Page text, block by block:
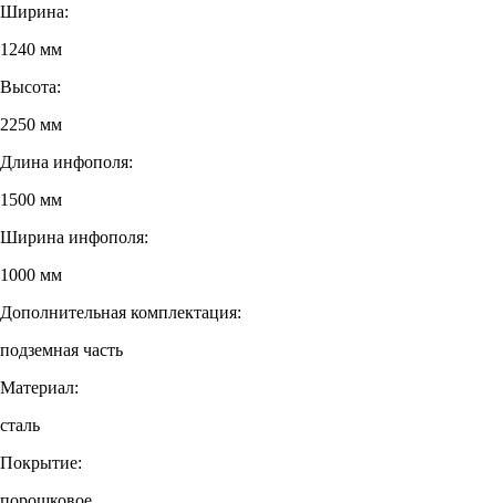
Ширина:
1240 мм
Высота:
2250 мм
Длина инфополя:
1500 мм
Ширина инфополя:
1000 мм
Дополнительная комплектация:
подземная часть
Материал:
сталь
Покрытие: